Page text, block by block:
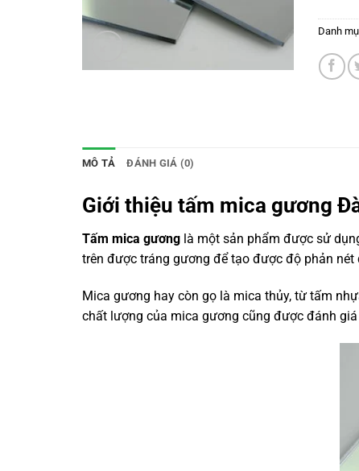
Danh
MÔ TẢ ĐÁNH GIÁ (0)
Giới thiệu tấm mica gương
Tấm mica gương là một sản phẩm được sử
trên được tráng gương để tạo được độ phản nét
Mica gương hay còn gọ là mica thủy, từ tấm
chất lượng của mica gương cũng được đánh